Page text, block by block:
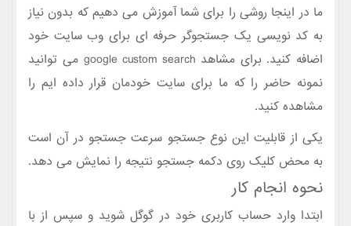
ما در اینجا روشی را برای شما آموزش می دهیم که بدون نیاز
به کد نویسی یک جستجوگر حرفه ای برای وب سایت خود
اضافه کنید. برای مشاهد google custom search می توانید
نمونه حاضر را که ما برای سایت خودمان قرار داده ایم را
مشاهده کنید.
یکی از قابلیت این نوع جستجو سرعت جستجو در آن است
به محض کلیک روی دکمه جستجو نتیجه را نمایش می دهد.
نحوه انجام کار
ابتدا وارد حساب کاربری خود در گوگل شوید و سپس از با